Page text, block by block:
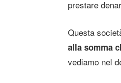
prestare
Questa
alla somma
vediamo nel